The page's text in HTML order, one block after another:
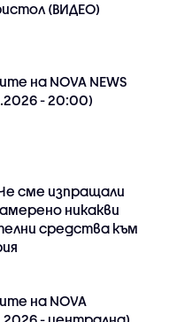
(ВИДЕО)
на NOVA NEWS
- 20:00)
сме изпращали
никакви
средства към
на NOVA